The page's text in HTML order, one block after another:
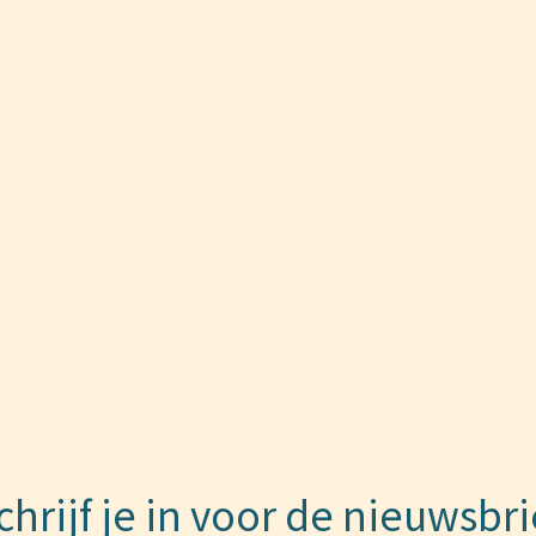
je in voor de